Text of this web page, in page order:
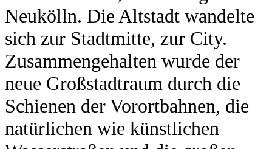
Neukölln. Die Altstadt wandelte
sich zur Stadtmitte, zur City.
Zusammengehalten wurde der
neue Großstadtraum durch die
Schienen der Vorortbahnen, die
natürlichen wie künstlichen